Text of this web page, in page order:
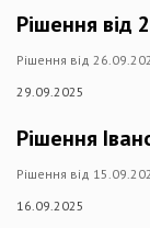
Рішення від
Рішення від
29.09.2025
Рішення
Рішення від
16.09.2025